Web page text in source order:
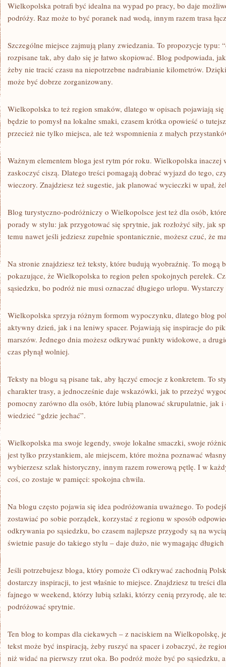
Wielkopolska potrafi być idealna na wypad po pracy, bo daje
podróży. Raz może to być poranek nad wodą, innym razem trasa
Szczególne miejsce zajmują plany zwiedzania. To propozycje typu:
rozpisane tak, aby dało się je łatwo skopiować. Blog podpowiada,
żeby nie tracić czasu na niepotrzebne nadrabianie kilometrów.
może być dobrze zorganizowany.
Wielkopolska to też region smaków, dlatego w opisach pojawiają
będzie to pomysł na lokalne smaki, czasem krótka opowieść o
przecież nie tylko miejsca, ale też wspomnienia z małych
Ważnym elementem bloga jest rytm pór roku. Wielkopolska inaczej
zaskoczyć ciszą. Dlatego treści pomagają dobrać wyjazd do tego,
wieczory. Znajdziesz też sugestie, jak planować wycieczki w upał,
Blog turystyczno-podróżniczy o Wielkopolsce jest też dla osób,
porady w stylu: jak przygotować się sprytnie, jak rozłożyć siły, jak
temu nawet jeśli jedziesz zupełnie spontanicznie, możesz czuć, że
Na stronie znajdziesz też teksty, które budują wyobraźnię. To mogą
pokazujące, że Wielkopolska to region pełen spokojnych perełek.
sąsiedzku, bo podróż nie musi oznaczać długiego urlopu.
Wielkopolska sprzyja różnym formom wypoczynku, dlatego blog
aktywny dzień, jak i na leniwy spacer. Pojawiają się inspiracje do
marszów. Jednego dnia możesz odkrywać punkty widokowe, a
czas płynął wolniej.
Teksty na blogu są pisane tak, aby łączyć emocje z konkretem. To
charakter trasy, a jednocześnie daje wskazówki, jak to przeżyć
pomocny zarówno dla osób, które lubią planować skrupulatnie, jak
wiedzieć “gdzie jechać”.
Wielkopolska ma swoje legendy, swoje lokalne smaczki, swoje
jest tylko przystankiem, ale miejscem, które można poznawać
wybierzesz szlak historyczny, innym razem rowerową pętlę. I w
coś, co zostaje w pamięci: spokojna chwila.
Na blogu często pojawia się idea podróżowania uważnego. To
zostawiać po sobie porządek, korzystać z regionu w sposób
odkrywania po sąsiedzku, bo czasem najlepsze przygody są na
świetnie pasuje do takiego stylu – daje dużo, nie wymagając
Jeśli potrzebujesz bloga, który pomoże Ci odkrywać zachodnią
dostarczy inspiracji, to jest właśnie to miejsce. Znajdziesz tu treści
fajnego w weekend, którzy lubią szlaki, którzy cenią przyrodę, ale
podróżować sprytnie.
Ten blog to kompas dla ciekawych – z naciskiem na Wielkopolskę,
tekst może być inspiracją, żeby ruszyć na spacer i zobaczyć, że
niż widać na pierwszy rzut oka. Bo podróż może być po sąsiedzku,